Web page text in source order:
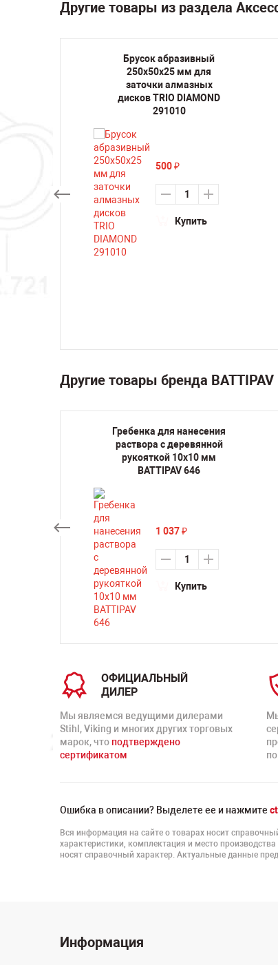
Другие товары из раздела
Брусок абразивный
250х50х25 мм для
заточки алмазных
дисков TRIO DIAMOND
291010
500 ₽
Купить
Другие товары бренда
Гребенка для нанесения
раствора с деревянной
рукояткой 10х10 мм
BATTIPAV 646
1 037 ₽
Купить
ОФИЦИАЛЬНЫЙ
ДИЛЕР
Мы являемся ведущими дилерами
Stihl, Viking и многих других торговых
марок, что подтверждено
сертификатом
Ошибка в описании? Выделете ее и нажмите
Вся информация на сайте о товарах носит
характеристики, комплектация и место
носят справочный характер. Актуальные данные
Информация